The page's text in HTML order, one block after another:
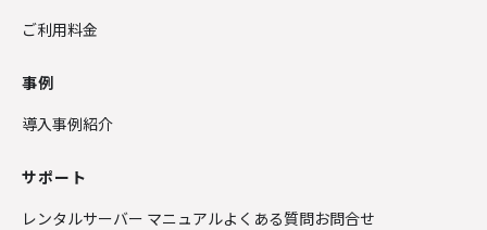
ご利用料金
事例
導入事例紹介
サポート
レンタルサーバー マニュアルよくある質問お問合せ